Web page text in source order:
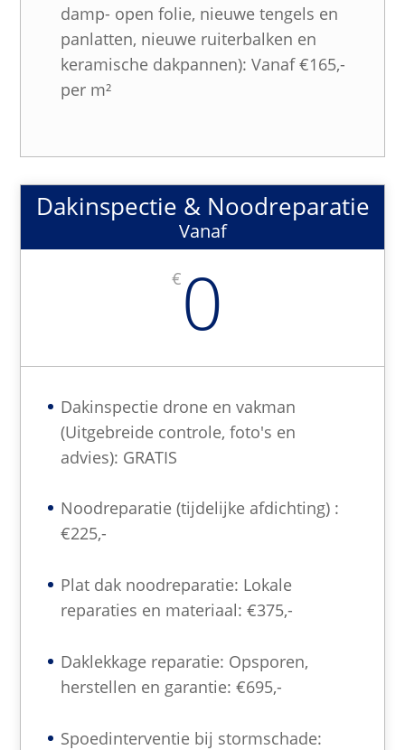
damp- open folie, nieuwe tengels en
panlatten, nieuwe ruiterbalken en
keramische dakpannen): Vanaf €165,-
per m²
Dakinspectie & Noodreparatie
Vanaf
€ 0
Dakinspectie drone en vakman
(Uitgebreide controle, foto's en
advies): GRATIS
Noodreparatie (tijdelijke afdichting) :
€225,-
Plat dak noodreparatie: Lokale
reparaties en materiaal: €375,-
Daklekkage reparatie: Opsporen,
herstellen en garantie: €695,-
Spoedinterventie bij stormschade: